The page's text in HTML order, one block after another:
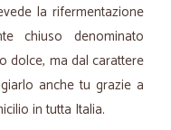
la rifermentazione
chiuso denominato
dolce, ma dal carattere
anche tu grazie a
in tutta Italia.